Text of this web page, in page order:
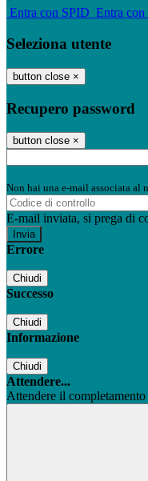
Entra con SPID Entra con
Seleziona utente
button close ×
Recupero password
button close ×
Non hai una e-mail associata al
E-mail inviata, si prega di
Errore
Chiudi
Successo
Chiudi
Informazione
Chiudi
Attendere...
Attendere il